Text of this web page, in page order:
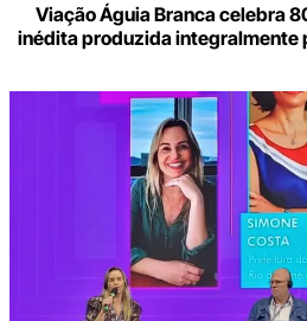
Viação Águia Branca celebra
inédita produzida